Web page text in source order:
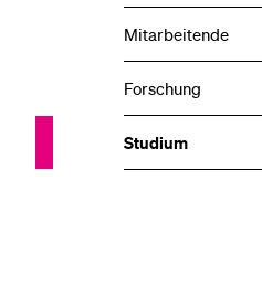
Mitarbeitende
Forschung
Studium